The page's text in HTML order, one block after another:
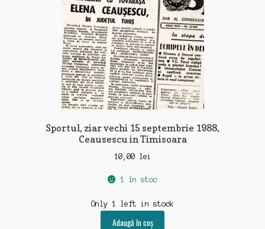
Sportul, ziar vechi 15 septembrie 1988,
Ceausescu in Timisoara
10,00 lei
1 în stoc
Only 1 left in stock
Adaugă în coș